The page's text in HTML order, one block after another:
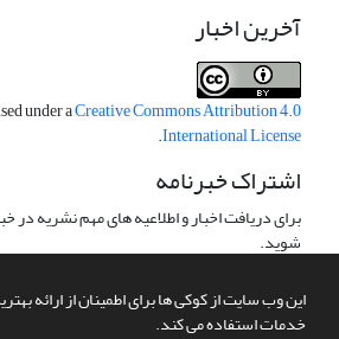
این وب سایت از کوکی ها برای اطمینان از ارائه
خدمات استفاده می کند.
آخرین اخبار
under aCreative Commons Attribution 4.0
International License
.
اشتراک خبرنامه
برای دریافت اخبار و اطلاعیه های مهم نشریه
شوید.